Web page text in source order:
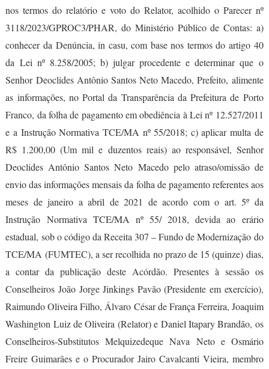
nos termos do relatório e voto do Relator, acolhido o Parecer nº
3118/2023/GPROC3/PHAR, do Ministério Público de Contas: a)
conhecer da Denúncia, in casu, com base nos termos do artigo 40
da Lei nº 8.258/2005; b) julgar procedente e determinar que o
Senhor Deoclides Antônio Santos Neto Macedo, Prefeito, alimente
as informações, no Portal da Transparência da Prefeitura de Porto
Franco, da folha de pagamento em obediência à Lei nº 12.527/2011
e a Instrução Normativa TCE/MA nº 55/2018; c) aplicar multa de
R$ 1.200,00 (Um mil e duzentos reais) ao responsável, Senhor
Deoclides Antônio Santos Neto Macedo pelo atraso/omissão de
envio das informações mensais da folha de pagamento referentes aos
meses de janeiro a abril de 2021 de acordo com o art. 5º da
Instrução Normativa TCE/MA nº 55/ 2018, devida ao erário
estadual, sob o código da Receita 307 – Fundo de Modernização do
TCE/MA (FUMTEC), a ser recolhida no prazo de 15 (quinze) dias,
a contar da publicação deste Acórdão. Presentes à sessão os
Conselheiros João Jorge Jinkings Pavão (Presidente em exercício),
Raimundo Oliveira Filho, Álvaro César de França Ferreira, Joaquim
Washington Luiz de Oliveira (Relator) e Daniel Itapary Brandão, os
Conselheiros-Substitutos Melquizedeque Nava Neto e Osmário
Freire Guimarães e o Procurador Jairo Cavalcanti Vieira, membro